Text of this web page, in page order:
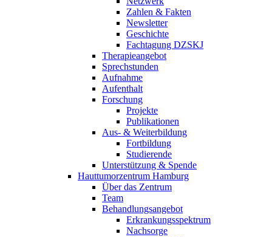
Zahlen & Fakten
Newsletter
Geschichte
Fachtagung DZSKJ
Therapieangebot
Sprechstunden
Aufnahme
Aufenthalt
Forschung
Projekte
Publikationen
Aus- & Weiterbildung
Fortbildung
Studierende
Unterstützung & Spende
Hauttumorzentrum Hamburg
Über das Zentrum
Team
Behandlungsangebot
Erkrankungsspektrum
Nachsorge